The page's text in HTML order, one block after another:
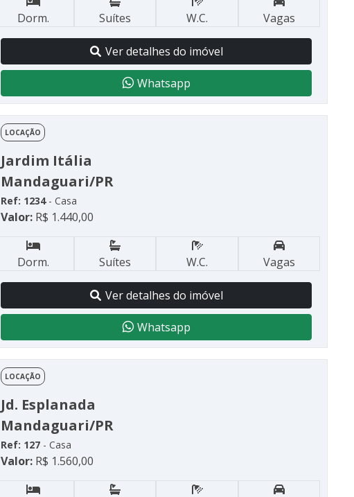
Dorm. Suítes W.C. Vagas
Ver detalhes do imóvel
Whatsapp
LOCAÇÃO
Jardim Itália
Mandaguari/PR
Ref: 1234- Casa
Valor:R$ 1.440,00
Dorm. Suítes W.C. Vagas
Ver detalhes do imóvel
Whatsapp
LOCAÇÃO
Jd. Esplanada
Mandaguari/PR
Ref: 127- Casa
Valor:R$ 1.560,00